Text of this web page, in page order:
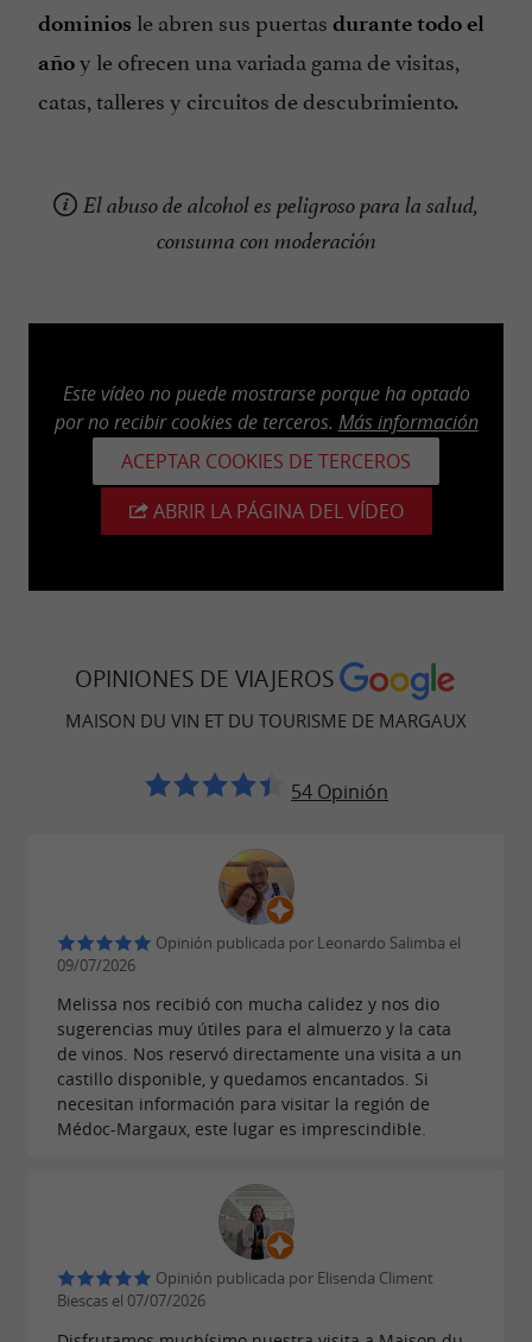
dominios le abren sus puertas durante todo el
añoy le ofrecen una variada gama de visitas,
catas, talleres y circuitos de descubrimiento.
El abuso de alcohol es peligroso para la salud,
consuma con moderación
Este vídeo no puede mostrarse porque ha optado
por no recibir cookies de terceros. Más información
ACEPTAR COOKIES DE TERCEROS
ABRIR LA PÁGINA DEL VÍDEO
OPINIONES DE VIAJEROS
MAISON DU VIN ET DU TOURISME DE MARGAUX
54 Opinión
Opinión publicada por Leonardo Salimba el
09/07/2026
Melissa nos recibió con mucha calidez y nos dio
sugerencias muy útiles para el almuerzo y la cata
de vinos. Nos reservó directamente una visita a un
castillo disponible, y quedamos encantados. Si
necesitan información para visitar la región de
Médoc-Margaux, este lugar es imprescindible.
Opinión publicada por Elisenda Climent
Biescas el 07/07/2026